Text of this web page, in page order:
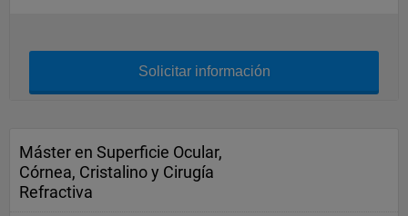
Solicitar información
Máster en Superficie Ocular,
Córnea, Cristalino y Cirugía
Refractiva